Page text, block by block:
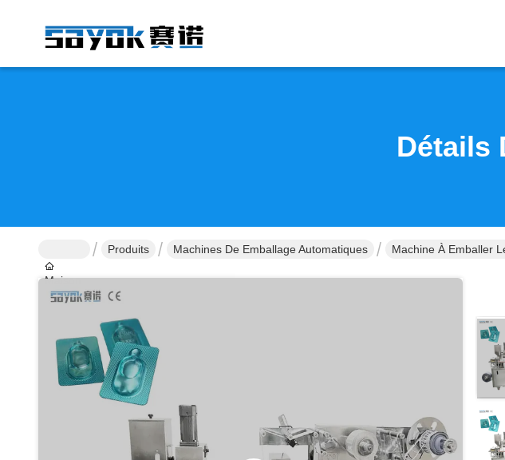
Détails
Maison
Produits Machines De Emballage Automatiques Machine À Emballer